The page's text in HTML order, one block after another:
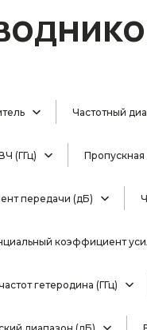
Частотный
(ГГц) Пропускная
передачи (дБ)
коэффициент
гетеродина (ГГц)